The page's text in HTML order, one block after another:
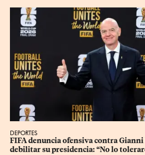
DEPORTES
FIFA denuncia ofensiva contra
debilitar su presidencia: “No lo